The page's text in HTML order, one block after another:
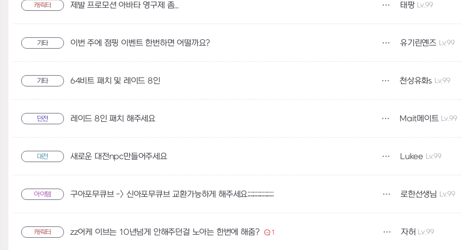
캐릭터 제발 프로모션 아바타 영구제 좀... 태팡 Lv.99
기타 이번 주에 점핑 이벤트 한번하면 어떨까요? 유기린옌즈 Lv.99
기타 64비트 패치 및 레이드 8인 천상유화s Lv.99
던전 레이드 8인 패치 해주세요 Mait메이트 Lv.99
대전 새로운 대전npc만들어주세요 Lukee Lv.99
아이템 구아포무큐브 -> 신아포무큐브 교환가능하게 해주세요;;;;;;;;;;;;;;;;;;; 로한선생님 Lv.99
캐릭터 zz어케 이브는 10년넘게 안해주던걸 노아는 한번에 해줌? 1 자허 Lv.99